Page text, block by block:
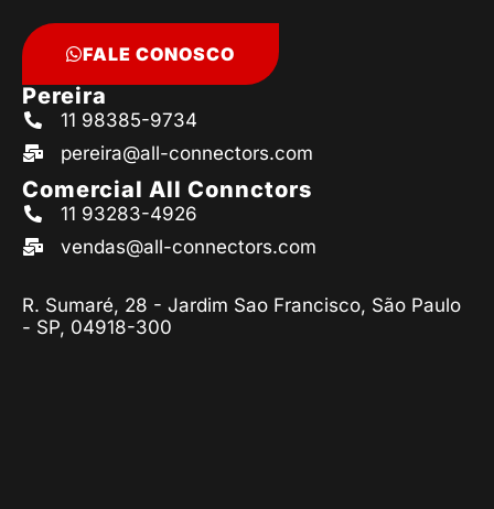
FALE CONOSCO
Pereira
11 98385-9734
pereira@all-connectors.com
Comercial All Connctors
11 93283-4926
vendas@all-connectors.com
R. Sumaré, 28 - Jardim Sao Francisco, São Paulo
- SP, 04918-300